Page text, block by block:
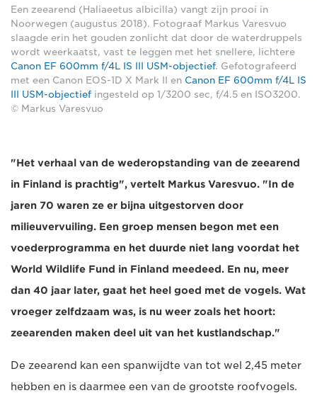
Een zeearend (Haliaeetus albicilla) vangt zijn prooi in
Noorwegen (augustus 2018). Fotograaf Markus Varesvuo
slaagde erin het gouden zonlicht dat door de waterdruppels
wordt weerkaatst, vast te leggen met het snellere, lichtere
Canon EF 600mm f/4L IS III USM-objectief. Gefotografeerd
met een Canon EOS-1D X Mark II en Canon EF 600mm f/4L IS
III USM-objectief ingesteld op 1/3200 sec, f/4.5 en ISO3200.
© Markus Varesvuo
"Het verhaal van de wederopstanding van de zeearend
in Finland is prachtig", vertelt Markus Varesvuo. "In de
jaren 70 waren ze er bijna uitgestorven door
milieuvervuiling. Een groep mensen begon met een
voederprogramma en het duurde niet lang voordat het
World Wildlife Fund in Finland meedeed. En nu, meer
dan 40 jaar later, gaat het heel goed met de vogels. Wat
vroeger zelfdzaam was, is nu weer zoals het hoort:
zeearenden maken deel uit van het kustlandschap."
De zeearend kan een spanwijdte van tot wel 2,45 meter
hebben en is daarmee een van de grootste roofvogels.